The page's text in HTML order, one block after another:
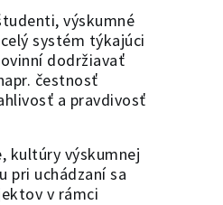
výskumné
systém týkajúci
dodržiavať
čestnosť
a pravdivosť
kultúry výskumnej
pri uchádzaní sa
v rámci